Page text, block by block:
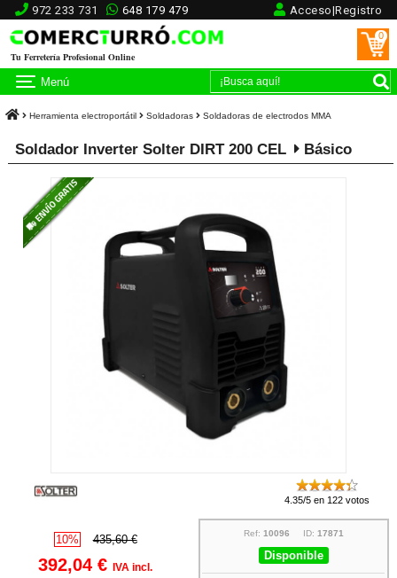
972 233 731 648 179 479 Acceso|Registro
Tu Ferretería Profesional Online
0
Menú
Herramienta electroportátil Soldadoras Soldadoras de electrodos MMA
Soldador Inverter Solter DIRT 200 CEL Básico
4.35/5 en 122 votos
10% 435,60 €
392,04 €IVA incl.
Ref: 10096 ID: 17871
Disponible